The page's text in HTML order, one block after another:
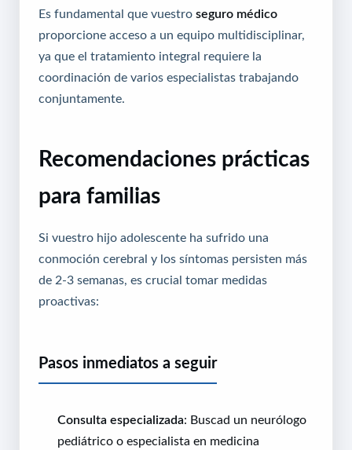
Es fundamental que vuestro seguro médico
proporcione acceso a un equipo multidisciplinar,
ya que el tratamiento integral requiere la
coordinación de varios especialistas trabajando
conjuntamente.
Recomendaciones prácticas
para familias
Si vuestro hijo adolescente ha sufrido una
conmoción cerebral y los síntomas persisten más
de 2-3 semanas, es crucial tomar medidas
proactivas:
Pasos inmediatos a seguir
Consulta especializada: Buscad un neurólogo
pediátrico o especialista en medicina